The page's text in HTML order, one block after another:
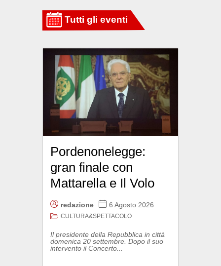
Pordenonelegge:
gran finale con
Mattarella e Il Volo
redazione 6 Agosto 2026
CULTURA&SPETTACOLO
Il presidente della Repubblica in città
domenica 20 settembre. Dopo il suo
intervento il Concerto...